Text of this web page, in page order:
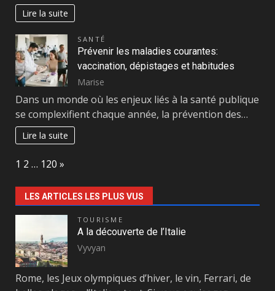
Lire la suite
SANTÉ
Prévenir les maladies courantes:
vaccination, dépistages et habitudes
Marise
Dans un monde où les enjeux liés à la santé publique
se complexifient chaque année, la prévention des…
Lire la suite
Page:
1 2 … 120 Next
»
LES ARTICLES LES PLUS VUS
TOURISME
A la découverte de l’Italie
Vyvyan
Rome, les Jeux olympiques d’hiver, le vin, Ferrari, de